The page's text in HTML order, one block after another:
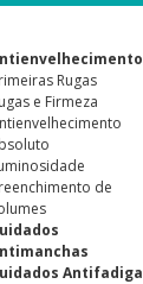
Rugas
e Firmeza
de
Antifadiga